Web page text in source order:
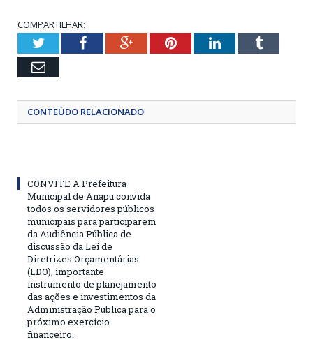
COMPARTILHAR:
TwitterFacebookGoogle+PinterestLinkedInTumblr
Email
CONTEÚDO RELACIONADO
CONVITE A Prefeitura
Municipal de Anapu convida
todos os servidores públicos
municipais para participarem
da Audiência Pública de
discussão da Lei de
Diretrizes Orçamentárias
(LDO), importante
instrumento de planejamento
das ações e investimentos da
Administração Pública para o
próximo exercício
financeiro.